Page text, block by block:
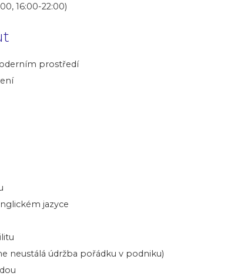
16:00-22:00)
prostředí
jazyce
neustálá údržba pořádku v podniku)